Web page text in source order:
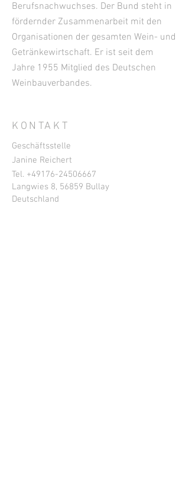
Berufsnachwuchses. Der Bund steht in
fördernder Zusammenarbeit mit den
Organisationen der gesamten Wein- und
Getränkewirtschaft. Er ist seit dem
Jahre 1955 Mitglied des Deutschen
Weinbauverbandes.
KONTAKT
Geschäftsstelle
Janine Reichert
Tel. +49176-24506667
Langwies 8, 56859 Bullay
Deutschland